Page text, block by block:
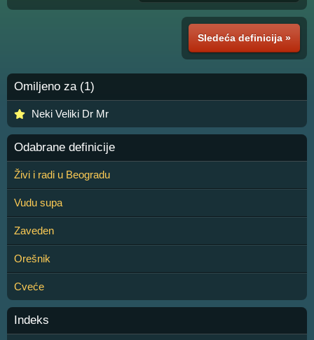
Sledeća definicija »
Omiljeno za (1)
Neki Veliki Dr Mr
Odabrane definicije
Živi i radi u Beogradu
Vudu supa
Zaveden
Orešnik
Cveće
Indeks